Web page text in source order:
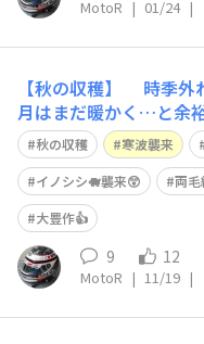
MotoR | 01/24 |
【秋の収穫】 時季外れの、秋の収穫のご報告です🙂 10
月はまだ暖かく…と余
だと、芋掘り🍠の緊急招集
マ仲間が集まって、行
マ🐻ならぬ、イノシシ
ったそうです… 仕方が
秋の収穫 寒波襲来
イノシシ🐗襲来😲
両毛
大豊作👍
9 12
MotoR | 11/19 |